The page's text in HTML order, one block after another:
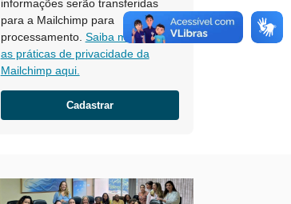
informações serão transferidas
para a Mailchimp para
processamento. Saiba mais sobre
as práticas de privacidade da
Mailchimp aqui.